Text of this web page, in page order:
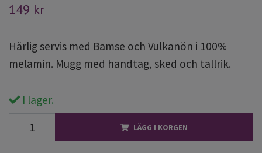
149 kr
Härlig servis med Bamse och Vulkanön i 100%
melamin. Mugg med handtag, sked och tallrik.
I lager.
LÄGG I KORGEN